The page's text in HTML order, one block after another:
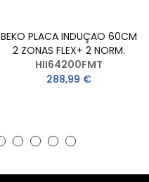
BEKO PLACA INDUÇAO 60CM
2 ZONAS FLEX+ 2 NORM.
HII64200FMT
288,99 €